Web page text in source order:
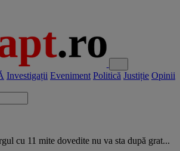
Investigații Eveniment Politică Justiție Opinii
cu 11 mite dovedite nu va sta după grat...